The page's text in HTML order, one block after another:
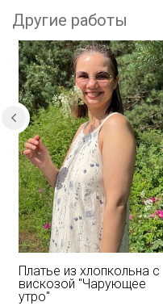
Другие работы
Платье из хлопкольна с
вискозой "Чарующее
утро"